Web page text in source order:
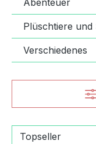
Abenteuer
Plüschtiere
Verschiedenes